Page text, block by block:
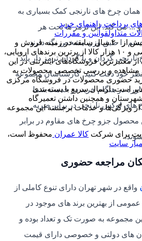
چرخ های نارنجی کمک بسیاری به
... می کند. این ترمز ها تحت هر
را طبق وزن مشخص نگه دارند.
گردان و یا گردان ترمز دار یابد
خود دقت کنید. کارشناسان مجموعه
در هنگام خرید در خدمت شما
لوکس نارنجی در برابر ضربه
محصول جزو چرخ‌ های مقاوم در برابر
مراجعه حضوری
واقع در شهر تهران دارای تنوع کاملی از
از بهترین برند های موجود در
مجموعه به صورت تک و تعداد بوده و
های دولتی و خصوصی دارای قیمت
پرداخت راهنمای خرید
متداولقوانین و مقررات
مجموعه کالا عمران با بیش از ۲۰ سال سابقه در زمینه فروش و
خدمات ابزارآلات تخصصی و ۱۰ هزار کالا از برترین برندهای اروپایی،
از معتبرترین فروشگاه‌های اینترنتی در این
مشاهده و بررسی تخصصی محصولات به
حضوری محصولات در فروشگاه مرکزی
است. ارسال سریع با بسته‌بندی
شهرستان و همچنین داشتن تعمیرگاه
از ویژگی‌ها و خدمات برجسته این مجموعه
برای شرکت کالا عمران محفوظ است،
سایت